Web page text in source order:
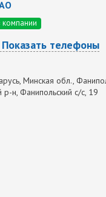
компании
Показать телефоны
Минская обл.,
р-н, Фанипольский с/с, 19